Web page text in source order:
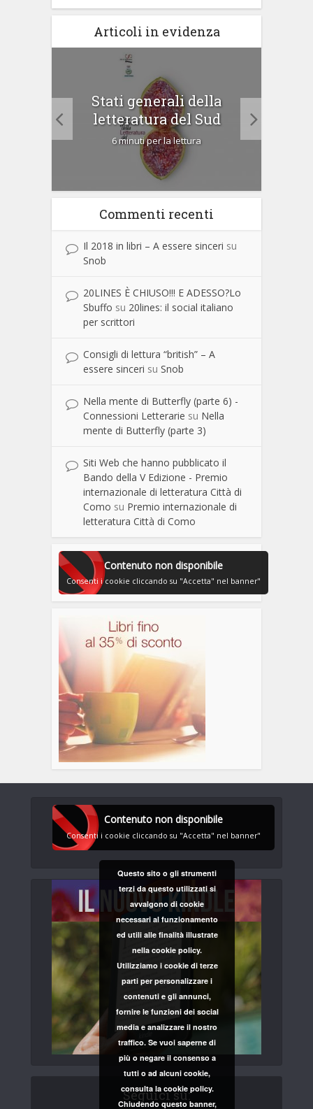
Articoli in evidenza
Stati generali della
letteratura del Sud
6 minuti per la lettura
Commenti recenti
Il 2018 in libri – A essere sinceri su
Snob
20LINES È CHIUSO!!! E ADESSO?Lo
Sbuffo su 20lines: il social italiano
per scrittori
Consigli di lettura “british” – A
essere sinceri su Snob
Nella mente di Butterfly (parte 6) -
Connessioni Letterarie su Nella
mente di Butterfly (parte 3)
Siti Web che hanno pubblicato il
Bando della V Edizione - Premio
internazionale di letteratura Città di
Como su Premio internazionale di
letteratura Città di Como
Contenuto non disponibile
Consenti i cookie cliccando su "Accetta" nel banner"
Contenuto non disponibile
Consenti i cookie cliccando su "Accetta" nel banner"
Seguici su:
Questo sito o gli strumenti
terzi da questo utilizzati si
avvalgono di cookie
necessari al funzionamento
ed utili alle finalità illustrate
nella cookie policy.
Utilizziamo i cookie di terze
parti per personalizzare i
contenuti e gli annunci,
fornire le funzioni dei social
media e analizzare il nostro
traffico. Se vuoi saperne di
più o negare il consenso a
tutti o ad alcuni cookie,
consulta la cookie policy.
Chiudendo questo banner,